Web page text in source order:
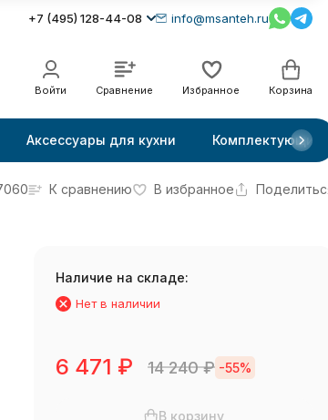
+7 (495) 128-44-08 info@msanteh.ru
Войти Сравнение Избранное Корзина
Аксессуары для кухни Комплектующие
К сравнению В избранное
Наличие на складе:
Нет в наличии
6 471 ₽ 14 240₽ -55%
В корзину